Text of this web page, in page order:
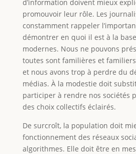
d’information doivent mieux
promouvoir leur rôle. Les
constamment rappeler
démontrer en quoi il est à la
modernes. Nous ne pouvons
toutes sont familières et
et nous avons trop à perdre du
médias. À la modestie doit
participer à rendre nos sociétés
des choix collectifs éclairés.
De surcroît, la population doit
fonctionnement des réseaux
algorithmes. Elle doit être en